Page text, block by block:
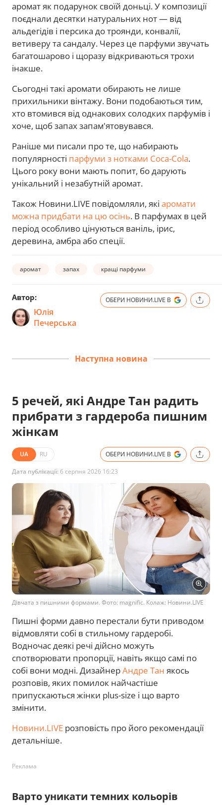
аромат як подарунок своїй доньці. У композиції
поєднали десятки натуральних нот — від
альдегідів і персика до троянди, конвалії,
ветиверу та сандалу. Через це парфуми звучать
багатошарово і щоразу відкриваються трохи
інакше.
Сьогодні такі аромати обирають не лише
прихильники вінтажу. Вони подобаються тим,
хто втомився від однакових солодких парфумів і
хоче, щоб запах запам'ятовувався.
Раніше ми писали про те, що набирають
популярності парфуми з нотками Coca-Cola.
Цього року вони мають попит, бо дарують
унікальний і незабутній аромат.
Також Новини.LIVE повідомляли, які аромати
можна придбати на цю осінь. В парфумах в цей
період особливо цінуються ваніль, ірис,
деревина, амбра або спеції.
аромат запах кращі парфуми
Автор:
Юлія
Печерська
ОБЕРИ НОВИНИ.LIVE В
Наступна новина
5 речей, які Андре Тан радить
прибрати з гардероба пишним
жінкам
UA RU ОБЕРИ НОВИНИ.LIVE В
Дата публікації: 6 серпня 2026 16:23
Дівчата з пишними формами. Фото: magnific. Колаж: Новини.LIVE
Пишні форми давно перестали бути приводом
відмовляти собі в стильному гардеробі.
Водночас деякі речі дійсно можуть
спотворювати пропорції, навіть якщо самі по
собі вони модні. ДизайнерАндре Тан якось
розповів, яких помилок найчастіше
припускаються жінки plus-size і що варто
змінити.
Новини.LIVE розповість про його рекомендації
детальніше.
Реклама
Варто уникати темних кольорів